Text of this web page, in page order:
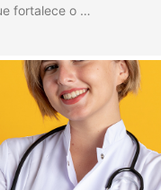
fortalece o …